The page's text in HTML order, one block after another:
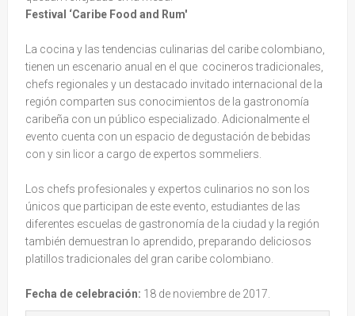
Festival ‘Caribe Food and Rum'
La cocina y las tendencias culinarias del caribe colombiano,
tienen un escenario anual en el que cocineros tradicionales,
chefs regionales y un destacado invitado internacional de la
región comparten sus conocimientos de la gastronomía
caribeña con un público especializado. Adicionalmente el
evento cuenta con un espacio de degustación de bebidas
con y sin licor a cargo de expertos sommeliers.
Los chefs profesionales y expertos culinarios no son los
únicos que participan de este evento, estudiantes de las
diferentes escuelas de gastronomía de la ciudad y la región
también demuestran lo aprendido, preparando deliciosos
platillos tradicionales del gran caribe colombiano.
Fecha de celebración: 18 de noviembre de 2017.